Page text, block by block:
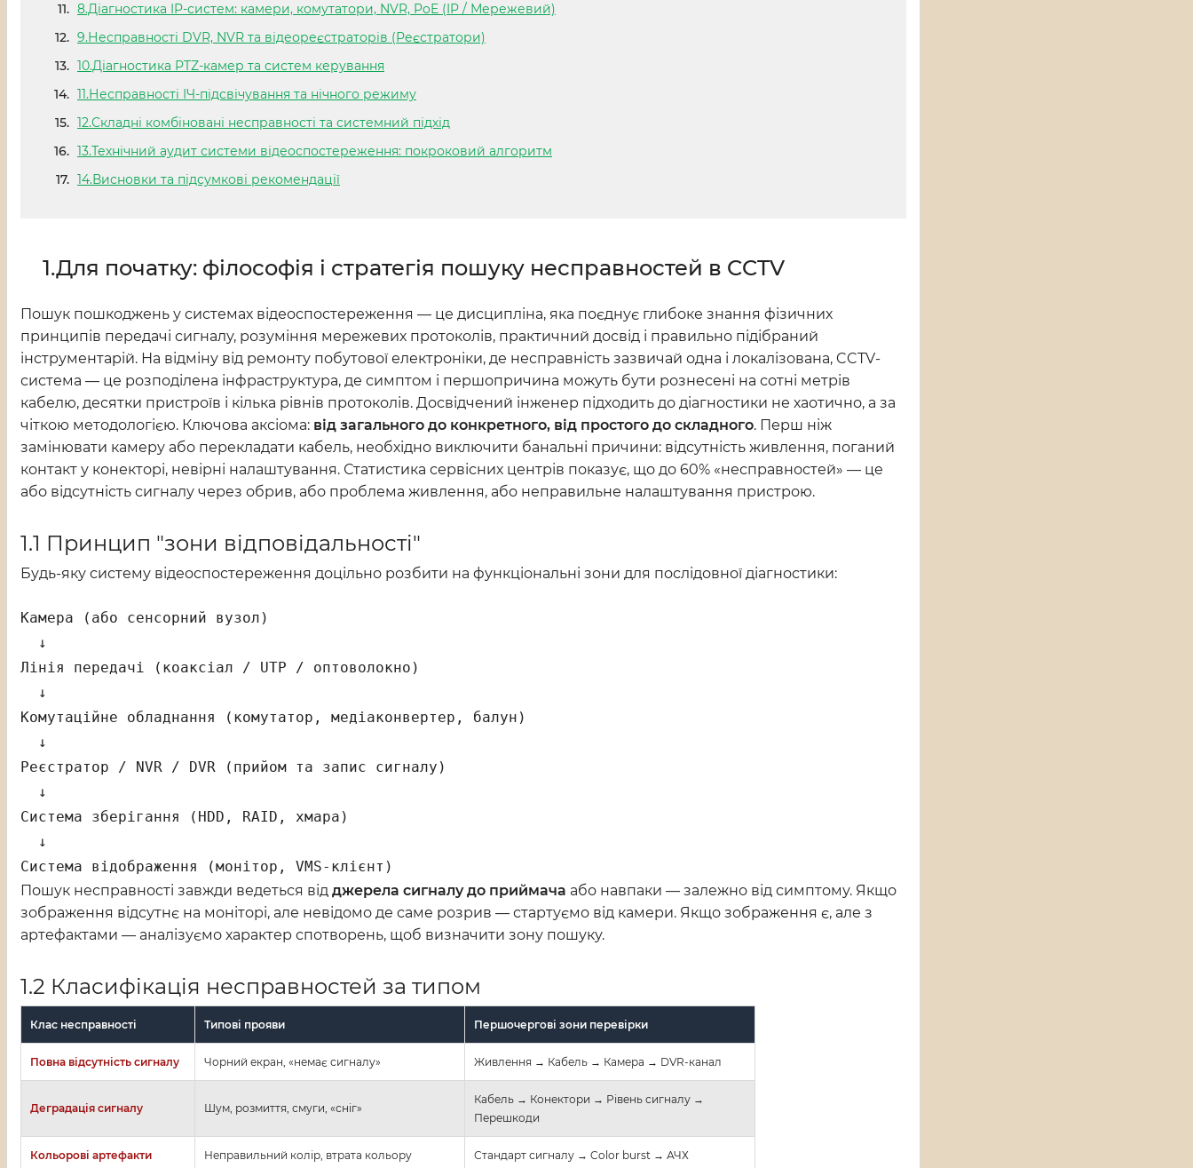
8.Діагностика IP-систем: камери, комутатори, NVR, PoE (IP / Мережевий)
9.Несправності DVR, NVR та відеореєстраторів (Реєстратори)
10.Діагностика PTZ-камер та систем керування
11.Несправності ІЧ-підсвічування та нічного режиму
12.Складні комбіновані несправності та системний підхід
13.Технічний аудит системи відеоспостереження: покроковий алгоритм
14.Висновки та підсумкові рекомендації
1.Для початку: філософія і стратегія пошуку несправностей в CCTV
Пошук пошкоджень у системах відеоспостереження — це дисципліна, яка поєднує глибоке знання фізичних
принципів передачі сигналу, розуміння мережевих протоколів, практичний досвід і правильно підібраний
інструментарій. На відміну від ремонту побутової електроніки, де несправність зазвичай одна і локалізована, CCTV-
система — це розподілена інфраструктура, де симптом і першопричина можуть бути рознесені на сотні метрів
кабелю, десятки пристроїв і кілька рівнів протоколів. Досвідчений інженер підходить до діагностики не хаотично, а за
чіткою методологією. Ключова аксіома: від загального до конкретного, від простого до складного. Перш ніж
замінювати камеру або перекладати кабель, необхідно виключити банальні причини: відсутність живлення, поганий
контакт у конекторі, невірні налаштування. Статистика сервісних центрів показує, що до 60% «несправностей» — це
або відсутність сигналу через обрив, або проблема живлення, або неправильне налаштування пристрою.
1.1 Принцип "зони відповідальності"
Будь-яку систему відеоспостереження доцільно розбити на функціональні зони для послідовної діагностики:
Камера (або сенсорний вузол)
  ↓
Лінія передачі (коаксіал / UTP / оптоволокно)
  ↓
Комутаційне обладнання (комутатор, медіаконвертер, балун)
  ↓
Реєстратор / NVR / DVR (прийом та запис сигналу)
  ↓
Система зберігання (HDD, RAID, хмара)
  ↓
Система відображення (монітор, VMS-клієнт)
Пошук несправності завжди ведеться від джерела сигналу до приймача або навпаки — залежно від симптому. Якщо
зображення відсутнє на моніторі, але невідомо де саме розрив — стартуємо від камери. Якщо зображення є, але з
артефактами — аналізуємо характер спотворень, щоб визначити зону пошуку.
1.2 Класифікація несправностей за типом
Клас несправності Типові прояви Першочергові зони перевірки
Повна відсутність сигналу Чорний екран, «немає сигналу» Живлення → Кабель → Камера → DVR-канал
Деградація сигналу Шум, розмиття, смуги, «сніг»
Кабель → Конектори → Рівень сигналу →
Перешкоди
Кольорові артефакти Неправильний колір, втрата кольору Стандарт сигналу → Color burst → АЧХ